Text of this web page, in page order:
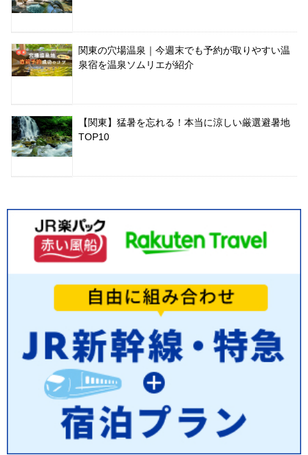
関東の穴場温泉｜今週末でも予約が取りやすい温
泉宿を温泉ソムリエが紹介
【関東】猛暑を忘れる！本当に涼しい厳選避暑地
TOP10